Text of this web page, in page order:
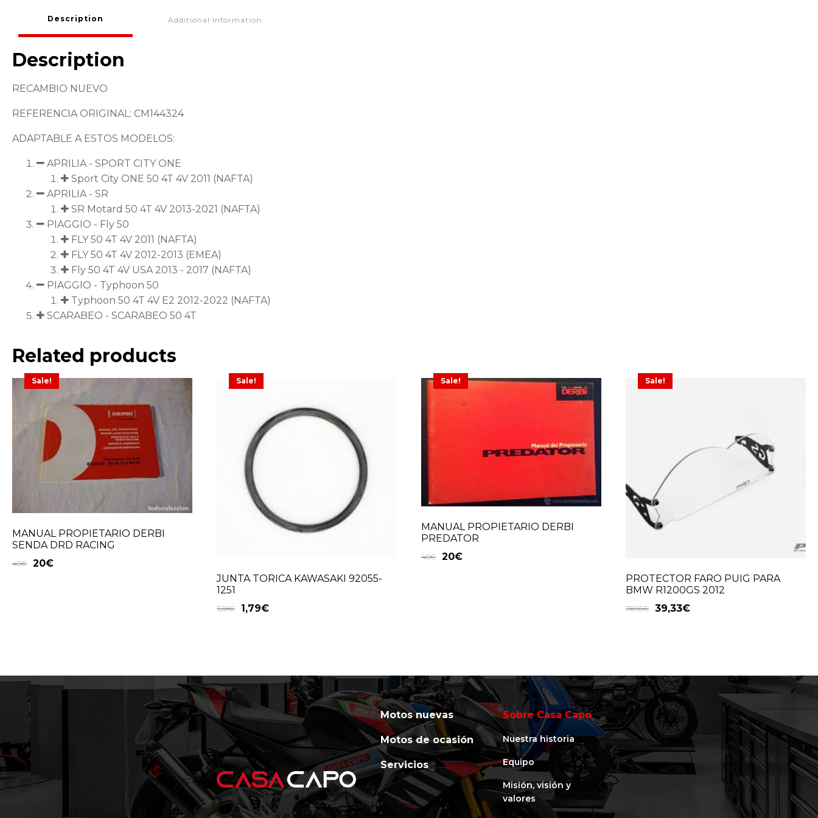
Description Additional Information
Description
RECAMBIO NUEVO
REFERENCIA ORIGINAL: CM144324
ADAPTABLE A ESTOS MODELOS:
APRILIA - SPORT CITY ONE
Sport City ONE 50 4T 4V 2011 (NAFTA)
APRILIA - SR
SR Motard 50 4T 4V 2013-2021 (NAFTA)
PIAGGIO - Fly 50
FLY 50 4T 4V 2011 (NAFTA)
FLY 50 4T 4V 2012-2013 (EMEA)
Fly 50 4T 4V USA 2013 - 2017 (NAFTA)
PIAGGIO - Typhoon 50
Typhoon 50 4T 4V E2 2012-2022 (NAFTA)
SCARABEO - SCARABEO 50 4T
Related products
Sale!
MANUAL PROPIETARIO DERBI
SENDA DRD RACING
40€ 20€
Sale!
JUNTA TORICA KAWASAKI 92055-
1251
3,58€ 1,79€
Sale!
MANUAL PROPIETARIO DERBI
PREDATOR
40€ 20€
Sale!
PROTECTOR FARO PUIG PARA
BMW R1200GS 2012
78,65€ 39,33€
Motos nuevas
Motos de ocasión
Servicios
Sobre Casa Capo
Nuestra historia
Equipo
Misión, visión y
valores